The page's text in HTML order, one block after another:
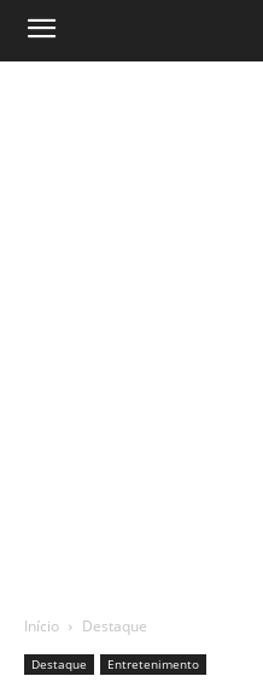
Início Destaque
Destaque Entretenimento